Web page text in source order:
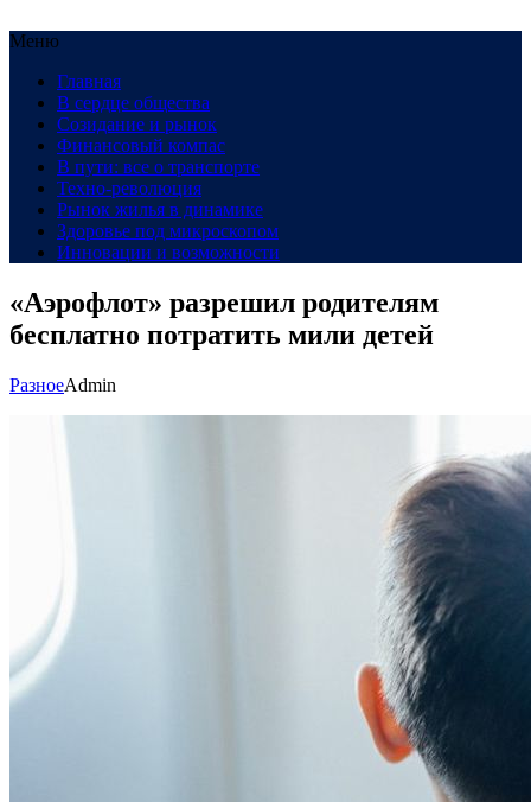
Меню
Главная
В сердце общества
Созидание и рынок
Финансовый компас
В пути: все о транспорте
Техно-революция
Рынок жилья в динамике
Здоровье под микроскопом
Инновации и возможности
«Аэрофлот» разрешил родителям
бесплатно потратить мили детей
РазноеAdmin